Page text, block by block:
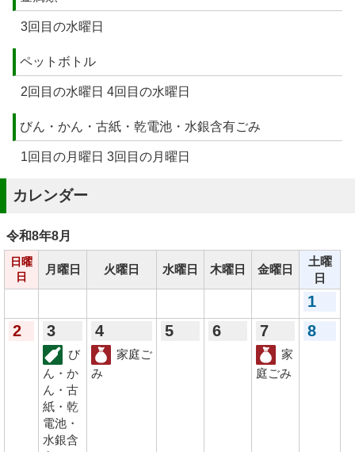
3回目の水曜日
ペットボトル
2回目の水曜日 4回目の水曜日
びん・かん・古紙・乾電池・水銀含有ごみ
1回目の月曜日 3回目の月曜日
カレンダー
令和8年8月
日曜
日
月曜日 火曜日 水曜日 木曜日 金曜日
土曜
日
1
2
3
び
ん・か
ん・古
紙・乾
電池・
水銀含
4
家庭ご
み
5 6 7
家
庭ごみ
8